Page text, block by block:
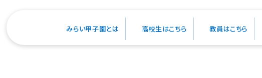
SDGs QUEST みらい甲子園
みらい甲子園とは 高校生はこちら 教員はこちら